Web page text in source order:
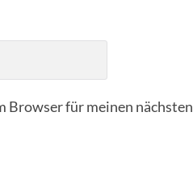
Browser für meinen nächsten